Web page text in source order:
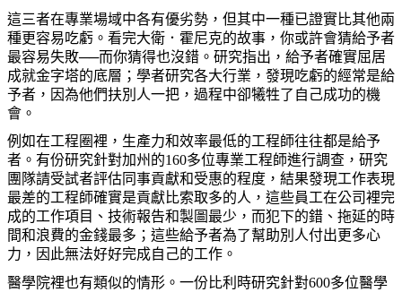
這三者在專業場域中各有優劣勢，但其中一種已證實比其他兩
種更容易吃虧。看完大衛．霍尼克的故事，你或許會猜給予者
最容易失敗──而你猜得也沒錯。研究指出，給予者確實屈居
成就金字塔的底層；學者研究各大行業，發現吃虧的經常是給
予者，因為他們扶別人一把，過程中卻犧牲了自己成功的機
會。
例如在工程圈裡，生產力和效率最低的工程師往往都是給予
者。有份研究針對加州的160多位專業工程師進行調查，研究
團隊請受試者評估同事貢獻和受惠的程度，結果發現工作表現
最差的工程師確實是貢獻比索取多的人，這些員工在公司裡完
成的工作項目、技術報告和製圖最少，而犯下的錯、拖延的時
間和浪費的金錢最多；這些給予者為了幫助別人付出更多心
力，因此無法好好完成自己的工作。
醫學院裡也有類似的情形。一份比利時研究針對600多位醫學